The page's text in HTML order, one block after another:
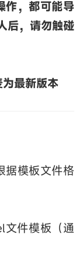
作，都可能导
后，请勿触碰
最新版本
据模板文件格
文件模板（通